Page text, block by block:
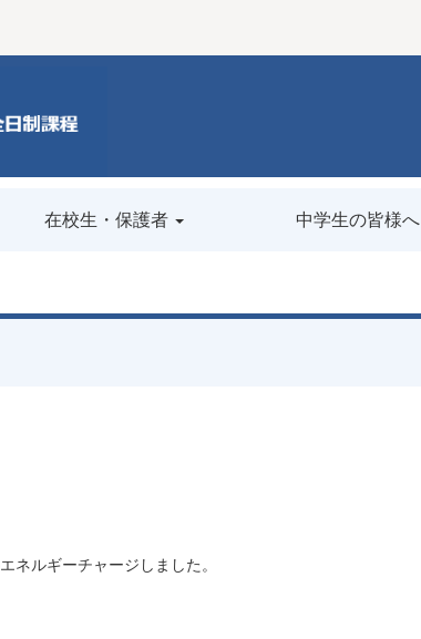
在校生・保護者 中学生の皆様へ
ネルギーチャージしました。